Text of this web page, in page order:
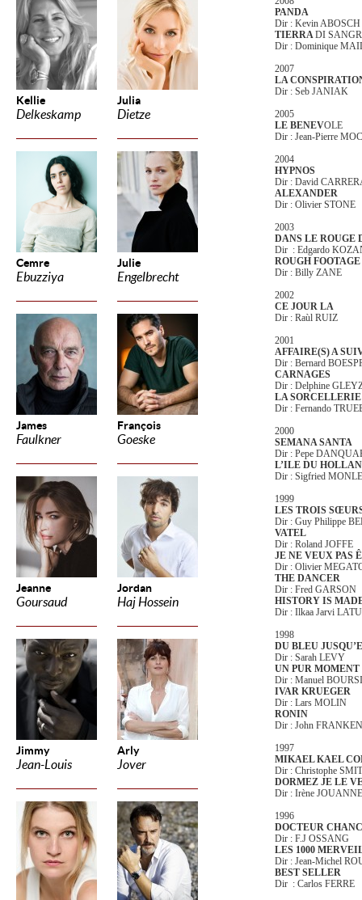
Kellie
Delkeskamp
Julia
Dietze
Cemre
Ebuzziya
Julie
Engelbrecht
James
Faulkner
François
Goeske
Jeanne
Goursaud
Jordan
Haj Hossein
Jimmy
Jean-Louis
Arly
Jover
PANDA
Dir : Kevin ABOSCH
TIERRADI
Dir : Dominique
2007
LA
Dir : Seb JANIAK
2005
LE BENEVOLE
Dir : Jean-Pierre
2004
HYPNOS
Dir : David
ALEXANDER
Dir : Olivier STONE
2003
DANS LE ROUGE
Dir : Edgardo
ROUGH FOOTAGE
Dir : Billy ZANE
2002
CE JOUR LA
Dir : Raùl RUIZ
2001
AFFAIRE(S) A
Dir : Bernard
CARNAGES
Dir : Delphine
LA
Dir : Fernando
2000
SEMANA SANTA
Dir : Pepe
L’ILE DU
Dir : Sigfried
1999
LES TROIS
Dir : Guy Philippe
VATEL
Dir : Roland JOFFE
JE NE VEUX PAS
Dir : Olivier
THE DANCER
Dir : Fred GARSON
HISTORY IS
Dir : Ilkaa Jarvi
1998
DU BLEU
Dir : Sarah LEVY
UN PUR
Dir : Manuel
IVAR KRUEGER
Dir : Lars MOLIN
RONIN
Dir : John
1997
MIKAEL KAEL
Dir : Christophe
DORMEZ JE LE
Dir : Irène
1996
DOCTEUR
Dir : F.J OSSANG
LES 1000
Dir : Jean-Michel
BEST SELLER
Dir : Carlos FERRE